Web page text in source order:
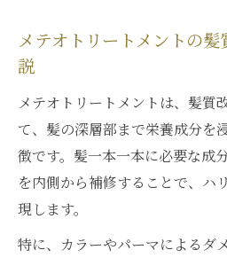
メテオトリートメントの
説
メテオトリートメントは、髪質
て、髪の深層部まで栄養成分を
徴です。髪一本一本に必要な成
を内側から補修することで、ハ
現します。
特に、カラーやパーマによるダ